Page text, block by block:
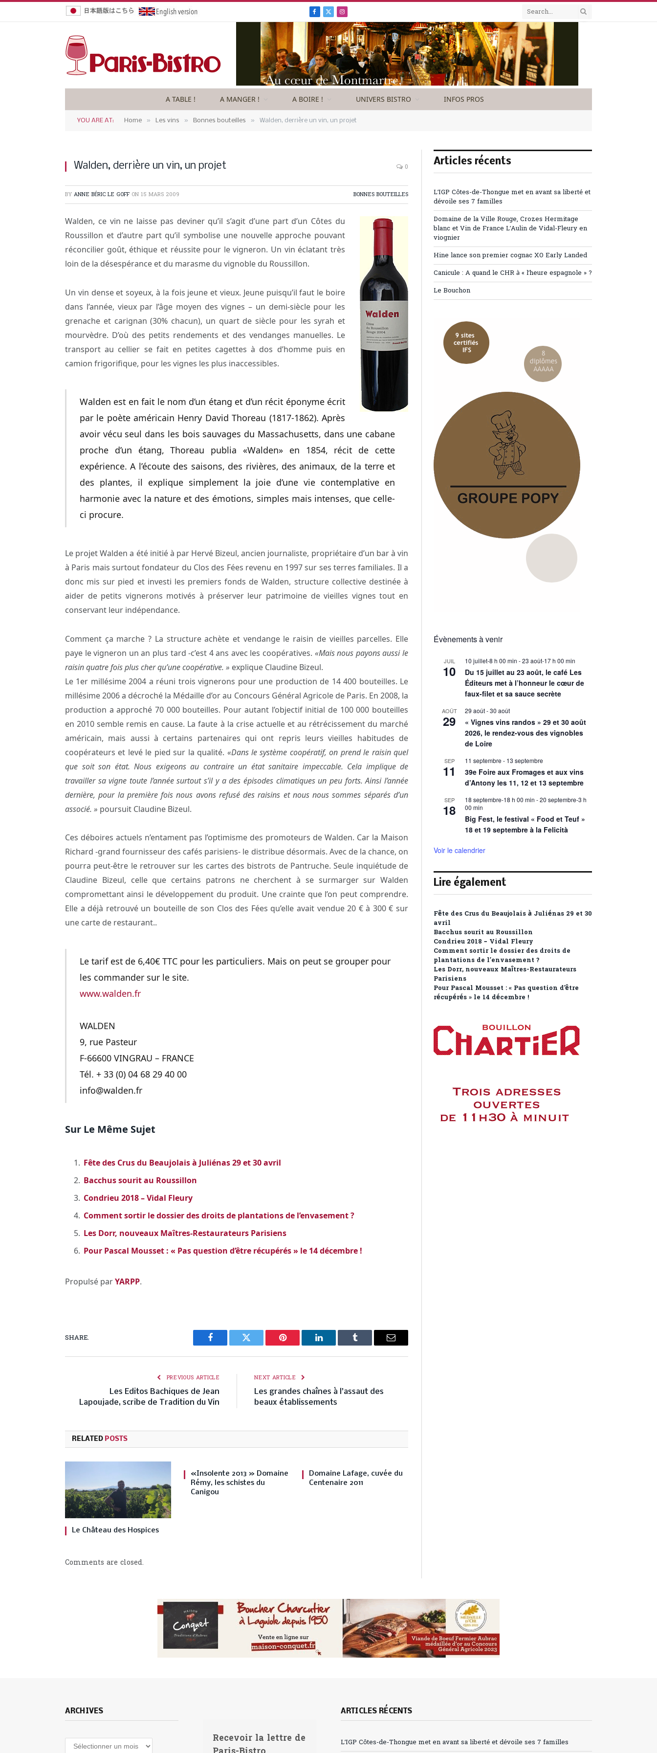
Facebook
X
(Twitter)
Instagram
A TABLE ! A MANGER ! A BOIRE ! UNIVERS BISTRO INFOS PROS
YOU ARE AT: Home » Les vins » Bonnes bouteilles » Walden, derrière un vin, un projet
Walden, derrière un vin, un projet 0
BY ANNE BÉRIC LE GOFF ON 15 MARS 2009 BONNES BOUTEILLES
Walden, ce vin ne laisse pas deviner qu’il s’agit d’une part d’un Côtes du
Roussillon et d’autre part qu’il symbolise une nouvelle approche pouvant
réconcilier goût, éthique et réussite pour le vigneron. Un vin éclatant très
loin de la désespérance et du marasme du vignoble du Roussillon.
Un vin dense et soyeux, à la fois jeune et vieux. Jeune puisqu’il faut le boire
dans l’année, vieux par l’âge moyen des vignes – un demi-siècle pour les
grenache et carignan (30% chacun), un quart de siècle pour les syrah et
mourvèdre. D’où des petits rendements et des vendanges manuelles. Le
transport au cellier se fait en petites cagettes à dos d’homme puis en
camion frigorifique, pour les vignes les plus inaccessibles.
Walden est en fait le nom d’un étang et d’un récit éponyme écrit
par le poète américain Henry David Thoreau (1817-1862). Après
avoir vécu seul dans les bois sauvages du Massachusetts, dans une cabane
proche d’un étang, Thoreau publia «Walden» en 1854, récit de cette
expérience. A l’écoute des saisons, des rivières, des animaux, de la terre et
des plantes, il explique simplement la joie d’une vie contemplative en
harmonie avec la nature et des émotions, simples mais intenses, que celle-
ci procure.
Le projet Walden a été initié à par Hervé Bizeul, ancien journaliste, propriétaire d’un bar à vin
à Paris mais surtout fondateur du Clos des Fées revenu en 1997 sur ses terres familiales. Il a
donc mis sur pied et investi les premiers fonds de Walden, structure collective destinée à
aider de petits vignerons motivés à préserver leur patrimoine de vieilles vignes tout en
conservant leur indépendance.
Comment ça marche ? La structure achète et vendange le raisin de vieilles parcelles. Elle
paye le vigneron un an plus tard -c’est 4 ans avec les coopératives. «Mais nous payons aussi le
raisin quatre fois plus cher qu’une coopérative. » explique Claudine Bizeul.
Le 1er millésime 2004 a réuni trois vignerons pour une production de 14 400 bouteilles. Le
millésime 2006 a décroché la Médaille d’or au Concours Général Agricole de Paris. En 2008, la
production a approché 70 000 bouteilles. Pour autant l’objectif initial de 100 000 bouteilles
en 2010 semble remis en cause. La faute à la crise actuelle et au rétrécissement du marché
américain, mais aussi à certains partenaires qui ont repris leurs vieilles habitudes de
coopérateurs et levé le pied sur la qualité. «Dans le système coopératif, on prend le raisin quel
que soit son état. Nous exigeons au contraire un état sanitaire impeccable. Cela implique de
travailler sa vigne toute l’année surtout s’il y a des épisodes climatiques un peu forts. Ainsi l’année
dernière, pour la première fois nous avons refusé des raisins et nous nous sommes séparés d’un
associé. » poursuit Claudine Bizeul.
Ces déboires actuels n’entament pas l’optimisme des promoteurs de Walden. Car la Maison
Richard -grand fournisseur des cafés parisiens- le distribue désormais. Avec de la chance, on
pourra peut-être le retrouver sur les cartes des bistrots de Pantruche. Seule inquiétude de
Claudine Bizeul, celle que certains patrons ne cherchent à se surmarger sur Walden
compromettant ainsi le développement du produit. Une crainte que l’on peut comprendre.
Elle a déjà retrouvé un bouteille de son Clos des Fées qu’elle avait vendue 20 € à 300 € sur
une carte de restaurant..
Le tarif est de 6,40€ TTC pour les particuliers. Mais on peut se grouper pour
les commander sur le site.
www.walden.fr
WALDEN
9, rue Pasteur
F-66600 VINGRAU – FRANCE
Tél. + 33 (0) 04 68 29 40 00
info@walden.fr
Sur Le Même Sujet
Fête des Crus du Beaujolais à Juliénas 29 et 30 avril
Bacchus sourit au Roussillon
Condrieu 2018 – Vidal Fleury
Comment sortir le dossier des droits de plantations de l’envasement ?
Les Dorr, nouveaux Maîtres-Restaurateurs Parisiens
Pour Pascal Mousset : « Pas question d’être récupérés » le 14 décembre !
Propulsé parYARPP.
SHARE.
Facebook Twitter Pinterest LinkedIn Tumblr Email
PREVIOUS ARTICLE
Les Editos Bachiques de Jean
Lapoujade, scribe de Tradition du Vin
NEXT ARTICLE
Les grandes chaînes à l’assaut des
beaux établissements
RELATED POSTS
Le Château des Hospices
«Insolente 2013 » Domaine
Rémy, les schistes du
Canigou
Domaine Lafage, cuvée du
Centenaire 2011
Comments are closed.
Articles récents
L’IGP Côtes-de-Thongue met en avant sa liberté et
dévoile ses 7 familles
Domaine de la Ville Rouge, Crozes Hermitage
blanc et Vin de France L’Aulin de Vidal-Fleury en
viognier
Hine lance son premier cognac XO Early Landed
Canicule : A quand le CHR à « l’heure espagnole » ?
Le Bouchon
Évènements à venir
JUIL
10
10 juillet-8 h 00 min -23 août-17 h 00 min
Du 15 juillet au 23 août, le café Les
Éditeurs met à l’honneur le cœur de
faux-filet et sa sauce secrète
AOÛT
29
29 août-30 août
« Vignes vins randos » 29 et 30 août
2026, le rendez-vous des vignobles
de Loire
SEP
11
11 septembre - 13 septembre
39e Foire aux Fromages et aux vins
d’Antony les 11, 12 et 13 septembre
SEP
18
18 septembre-18 h 00 min -20 septembre-3 h
00 min
Big Fest, le festival « Food et Teuf »
18 et 19 septembre à la Felicità
Voir le calendrier
Lire également
Fête des Crus du Beaujolais à Juliénas 29 et 30
avril
Bacchus sourit au Roussillon
Condrieu 2018 – Vidal Fleury
Comment sortir le dossier des droits de
plantations de l’envasement ?
Les Dorr, nouveaux Maîtres-Restaurateurs
Parisiens
Pour Pascal Mousset : « Pas question d’être
récupérés » le 14 décembre !
ARCHIVES
Archives
Recevoir la lettre de
ARTICLES RÉCENTS
L’IGP Côtes-de-Thongue met en avant sa liberté et dévoile ses 7 familles